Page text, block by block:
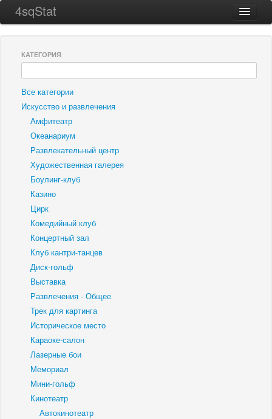
4sqStat
Города
О проекте
Контакты
КАТЕГОРИЯ
Все категории
Искусство и развлечения
Амфитеатр
Океанариум
Развлекательный центр
Художественная галерея
Боулинг-клуб
Казино
Цирк
Комедийный клуб
Концертный зал
Клуб кантри-танцев
Диск-гольф
Выставка
Развлечения - Общее
Трек для картинга
Историческое место
Караоке-салон
Лазерные бои
Мемориал
Мини-гольф
Кинотеатр
Автокинотеатр